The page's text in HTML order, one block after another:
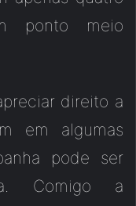
ponto meio
direito a
em algumas
pode ser
Comigo a